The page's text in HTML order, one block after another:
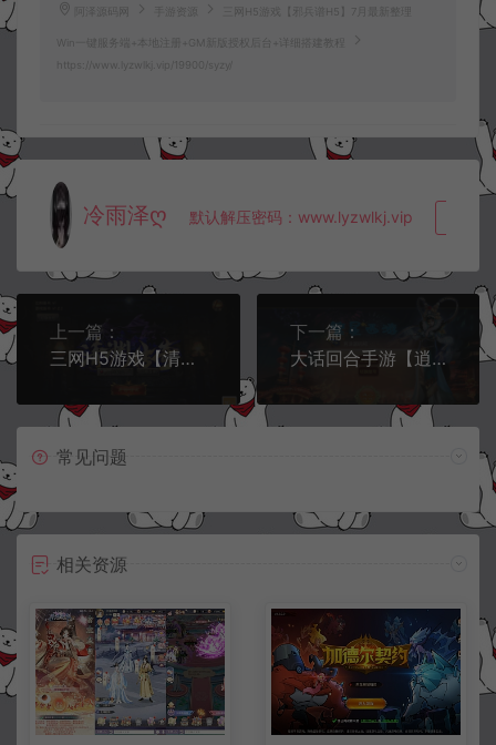
阿泽源码网 手游资源 三网H5游戏【邪兵谱H5】7月最新整理
Win一键服务端+本地注册+GM新版授权后台+详细搭建教程
https://www.lyzwlkj.vip/19900/syzy/
冷雨泽ღ 默认解压密码：www.lyzwlkj.vip
上一篇：
三网H5游戏【清渊冰雪打金版H5】7月最新整理Linux手工服务端+运营后台+GM后台+安卓微端+详细搭建教程
下一篇：
大话回合手游【逍遥西游之繁星西游】7月最新整理Linux手工服务端+加解密工具+GM授权后台+安卓苹果双端+详细搭建教程+视频教程
常见问题
相关资源